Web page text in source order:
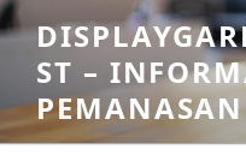
Skip
to
contentST –